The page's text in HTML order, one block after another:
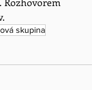
skupina